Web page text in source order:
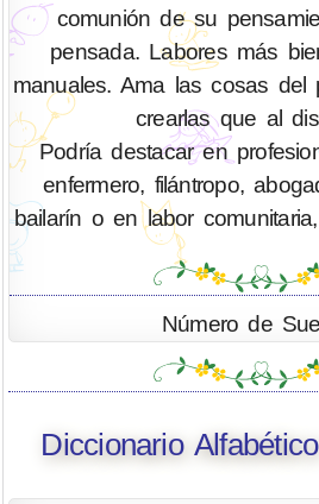
comunión de su
pensada. Labores más
manuales. Ama las cosas del
crearlas que al
Podría destacar en
enfermero, filántropo,
bailarín o en labor
Número de
Diccionario